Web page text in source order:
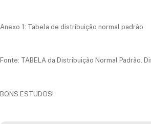
Anexo 1: Tabela de distribuição normal padrão
Fonte: TABELA da Distribuição Normal Padrão.
BONS ESTUDOS!